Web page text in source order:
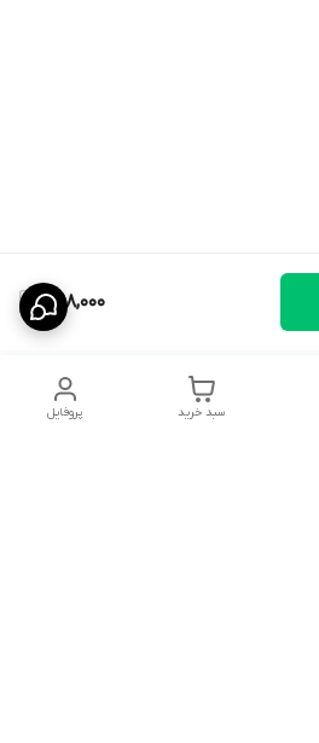
1,198,000
پروفایل سبد خرید